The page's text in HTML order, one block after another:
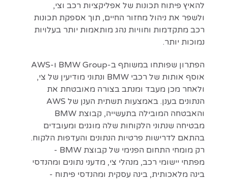
להאיץ פיתוח תכונות של אפליקציות רכב וצי,
ולשפר את ניהול מחזור החיים, תוך אספקת תכונות
רכב מתקדמות וחוויות נהג מותאמות יותר בעלויות
נמוכות יותר.
הפתרון שפותחו במשותף ב-BMW Group ו-AWS
אוסף אותות של רכבי BMW ונתוני מודיעין של צי,
ולאחר מכן מעבד ומנתב בצורה מאובטחת את
הנתונים בענן. באמצעות תשתית הענן של AWS
והאבטחה המובילה בתעשייה, קבוצת BMW
מבטיחה שנתוני הלקוחות שלה מוגנים ומעובדים
בהתאם לדרישות פרטיות הנתונים והעדפות הלקוח.
רק מומחי התחום הפנימי של קבוצת BMW -
מפתחי יישומי רכב, מנהלי צי, מדעני נתונים ומהנדסי
בינה מלאכותית, בינה עסקית ומהנדסי פיתוח -